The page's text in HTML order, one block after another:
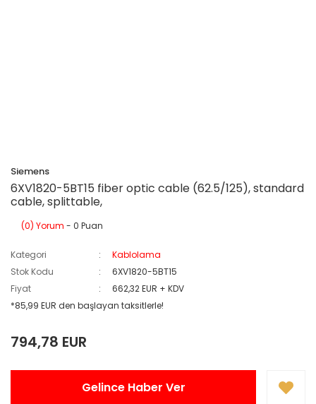
Siemens
6XV1820-5BT15 fiber optic cable (62.5/125), standard
cable, splittable,
(0) Yorum - 0 Puan
Kategori
Kablolama
Stok Kodu
6XV1820-5BT15
Fiyat
662,32 EUR + KDV
*85,99 EUR den başlayan taksitlerle!
794,78 EUR
Gelince Haber Ver